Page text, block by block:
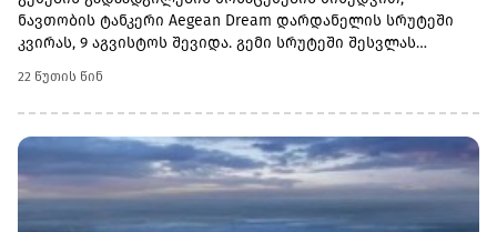
ნავთობის ტანკერი Aegean Dream დარდანელის სრუტეში
კვირას, 9 აგვისტოს შევიდა. გემი სრუტეში შესვლას
დანიშნულების ადგილი ნოვოროსიისკში კასპიის
მილსადენის კონსორციუმის (CPC) ტერმინალია.კვირა
დილით სრუტე გაიარა ასევე კონტეინერმზიდმა Mehmet
Kahveci A-მ, რომელიც ასევე ნოვოროსიისკისკენ
მიემართებოდა.მანამდე თურქეთის სანაპირო
უსაფრთხოების გენერალური სამმართველო უკრაინისა და
რუსეთის პორტებისკენ მიმავალ გემებს ატყობინებდა, რომ
22 წუთის წინ